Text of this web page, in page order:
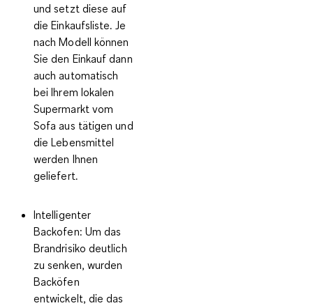
und setzt diese auf
die Einkaufsliste. Je
nach Modell können
Sie den Einkauf dann
auch automatisch
bei Ihrem lokalen
Supermarkt vom
Sofa aus tätigen und
die Lebensmittel
werden Ihnen
geliefert.
Intelligenter
Backofen: Um das
Brandrisiko deutlich
zu senken, wurden
Backöfen
entwickelt, die das